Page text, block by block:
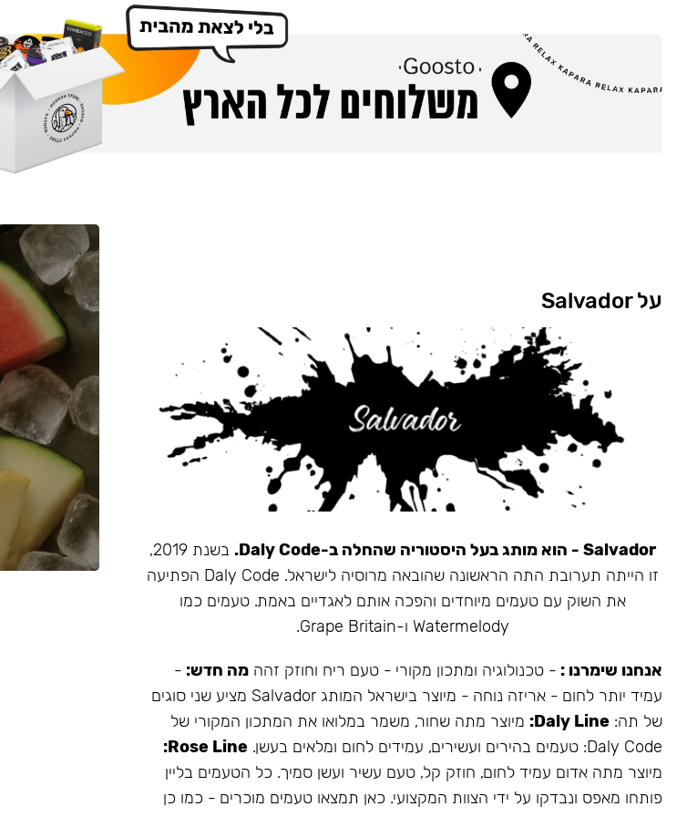
על Salvador
Salvador - הוא מותג בעל היסטוריה שהחלה ב-Daly Code.
בשנת 2019,
זו הייתה תערובת התה הראשונה שהובאה מרוסיה לישראל. Daly Code הפתיעה
את השוק עם טעמים מיוחדים והפכה אותם לאגדיים באמת. טעמים כמו
Watermelody ו-Grape Britain.
אנחנו שימרנו : - טכנולוגיה ומתכון מקורי - טעם ריח וחוזק זהה מה חדש: -
עמיד יותר לחום - אריזה נוחה - מיוצר בישראל המותג Salvador מציע שני סוגים
של תה: Daly Line: מיוצר מתה שחור, משמר במלואו את המתכון המקורי של
Daly Code: טעמים בהירים ועשירים, עמידים לחום ומלאים בעשן.
Rose Line:
מיוצר מתה אדום עמיד לחום, חוזק קל, טעם עשיר ועשן סמיך. כל הטעמים בליין
פותחו מאפס ונבדקו על ידי הצוות המקצועי. כאן תמצאו טעמים מוכרים - כמו כן